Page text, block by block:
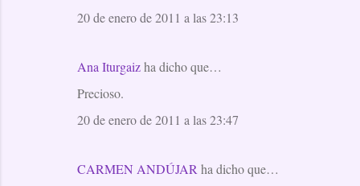
20 de enero de 2011 a las 23:13
Ana Iturgaizha dicho que…
Precioso.
20 de enero de 2011 a las 23:47
CARMEN ANDÚJAR ha dicho que…